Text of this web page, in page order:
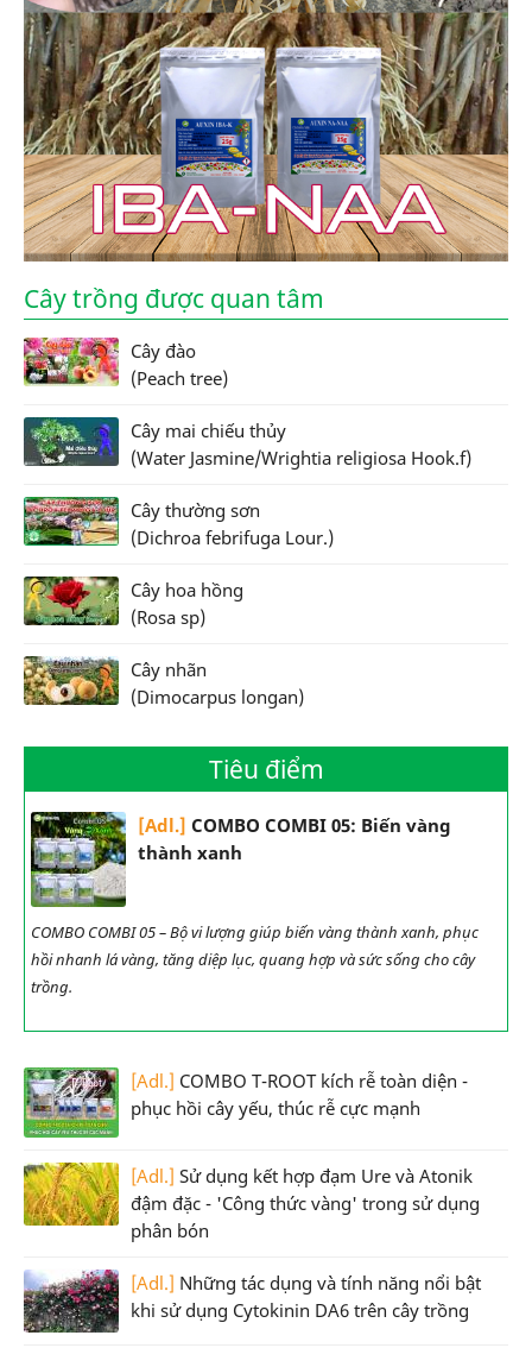
Cây trồng được quan tâm
Cây đào
(Peach tree)
Cây mai chiếu thủy
(Water Jasmine/Wrightia religiosa Hook.f)
Cây thường sơn
(Dichroa febrifuga Lour.)
Cây hoa hồng
(Rosa sp)
Cây nhãn
(Dimocarpus longan)
Tiêu điểm
[Adl.] COMBO COMBI 05: Biến vàng
thành xanh
COMBO COMBI 05 – Bộ vi lượng giúp biến vàng thành xanh, phục
hồi nhanh lá vàng, tăng diệp lục, quang hợp và sức sống cho cây
trồng.
[Adl.] COMBO T-ROOT kích rễ toàn diện -
phục hồi cây yếu, thúc rễ cực mạnh
[Adl.] Sử dụng kết hợp đạm Ure và Atonik
đậm đặc - 'Công thức vàng' trong sử dụng
phân bón
[Adl.] Những tác dụng và tính năng nổi bật
khi sử dụng Cytokinin DA6 trên cây trồng